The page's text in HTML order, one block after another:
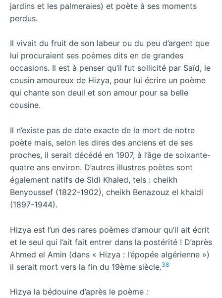
jardins et les palmeraies) et poète à ses moments
perdus.
Il vivait du fruit de son labeur ou du peu d’argent que
lui procuraient ses poèmes dits en de grandes
occasions. Il est à penser qu’il fut sollicité par Saïd, le
cousin amoureux de Hizya, pour lui écrire un poème
qui chante son deuil et son amour pour sa belle
cousine.
Il n’existe pas de date exacte de la mort de notre
poète mais, selon les dires des anciens et de ses
proches, il serait décédé en 1907, à l’âge de soixante-
quatre ans environ. D’autres illustres poètes sont
également natifs de Sidi Khaled, tels : cheikh
Benyoussef (1822-1902), cheikh Benazouz el khaldi
(1897-1944).
Hizya est l’un des rares poèmes d’amour qu’il ait écrit
et le seul qui l’ait fait entrer dans la postérité ! D’après
Ahmed el Amin (dans « Hizya : l’épopée algérienne »)
il serait mort vers la fin du 19ème siècle.38
Hizya la bédouine d’après le poème :